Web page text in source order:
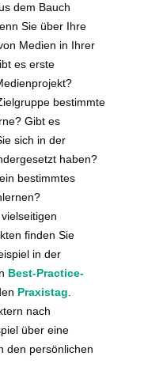
dem Bauch
Sie über Ihre
Medien in Ihrer
es erste
bestimmte
Gibt es
sich in der
haben?
bestimmtes
finden Sie
in der
Best-Practice-
Praxistag
nach
über eine
den persönlichen